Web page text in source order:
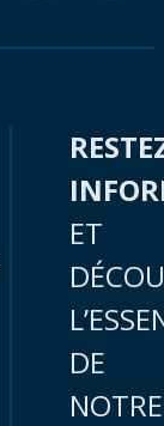
ET
DE
NOTRE